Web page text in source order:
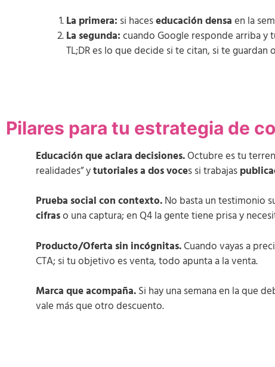
La primera: si haceseducación densaen la
La segunda:cuando Google responde arriba y
TL;DR es lo que decide si te citan, si te
Pilares para tu estrategia de
Educación que aclara decisiones.Octubre es tu
realidades” ytutoriales a dos voces si trabajas
Prueba social con contexto.No basta un testimonio
cifraso una captura; en Q4 la gente tiene prisa y
Producto/Oferta sin incógnitas.Cuando vayas a
CTA; si tu objetivo es venta, todo apunta a la venta.
Marca que acompaña.Si hay una semana en la que
vale más que otro descuento.